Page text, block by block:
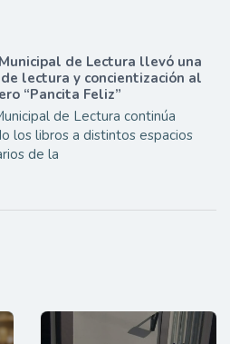
de Lectura llevó una
lectura y concientización al
“Pancita Feliz”
de Lectura continúa
los libros a distintos espacios
de la